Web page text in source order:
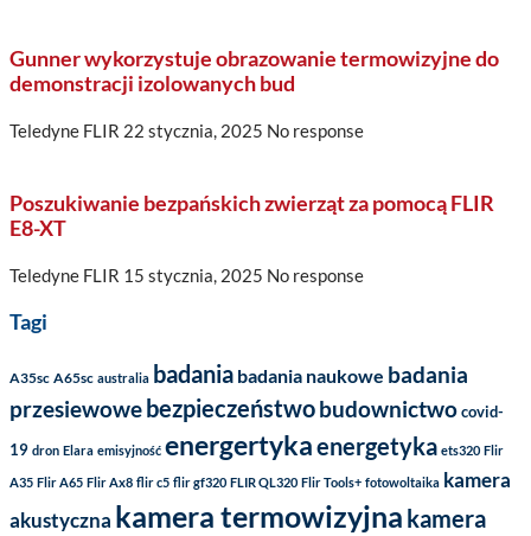
Gunner wykorzystuje obrazowanie termowizyjne do
demonstracji izolowanych bud
Teledyne FLIR 22 stycznia, 2025 No response
Poszukiwanie bezpańskich zwierząt za pomocą FLIR
E8-XT
Teledyne FLIR 15 stycznia, 2025 No response
Tagi
A35sc A65sc australia badania badania naukowe badania
przesiewowe bezpieczeństwobudownictwocovid-
19 dron Elara emisyjność energertykaenergetyka ets320 Flir
A35 Flir A65 Flir Ax8 flir c5 flir gf320 FLIR QL320 Flir Tools+ fotowoltaika kamera
akustyczna kamera termowizyjna kamera